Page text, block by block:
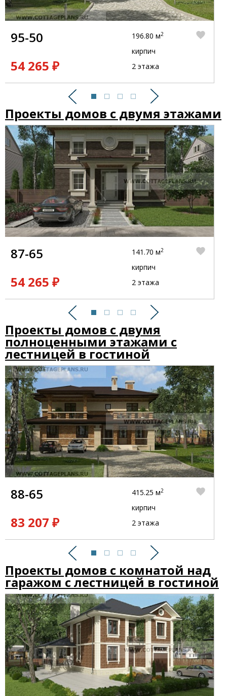
Предыдущий Следующий
95-50
54 265 ₽
196.80 м2
кирпич
2 этажа
Проекты домов с двумя этажами
Предыдущий Следующий
87-65
54 265 ₽
141.70 м2
кирпич
2 этажа
Проекты домов с двумя
полноценными этажами с
лестницей в гостиной
Предыдущий Следующий
88-65
83 207 ₽
415.25 м2
кирпич
2 этажа
Проекты домов с комнатой над
гаражом с лестницей в гостиной